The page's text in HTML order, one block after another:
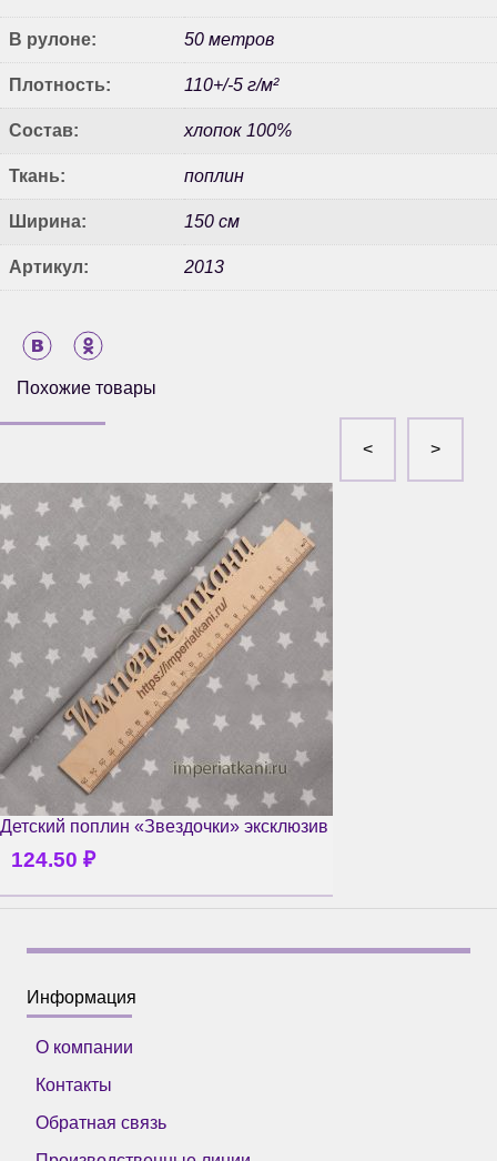
В рулоне: 50 метров
Плотность: 110+/-5 г/м²
Состав: хлопок 100%
Ткань: поплин
Ширина: 150 см
Артикул: 2013
Похожие товары
Детский поплин «Звездочки» эксклюзив
124.50 ₽
Информация
О компании
Контакты
Обратная связь